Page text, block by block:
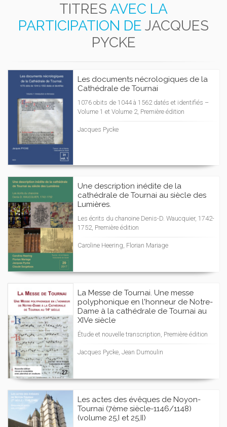
TITRES AVEC LA
PARTICIPATION DE JACQUES
PYCKE
Les documents nécrologiques de la
Cathédrale de Tournai
1076 obits de 1044 à 1562 datés et identifiés –
Volume 1 et Volume 2, Première édition
Jacques Pycke
Une description inédite de la
cathédrale de Tournai au siècle des
Lumières.
Les écrits du chanoine Denis-D. Waucquier, 1742-
1752, Première édition
Caroline Heering, Florian Mariage
La Messe de Tournai. Une messe
polyphonique en l'honneur de Notre-
Dame à la cathédrale de Tournai au
XIVe siècle
Étude et nouvelle transcription, Première édition
Jacques Pycke, Jean Dumoulin
Les actes des évêques de Noyon-
Tournai (7ème siècle-1146/1148)
(volume 25,I et 25,II)